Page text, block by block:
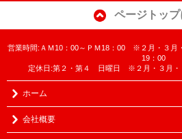
ページトップ
営業時間:ＡＭ10：00～ＰＭ18：00 ※２月・３月
19：00
定休日:第２・第４ 日曜日 ※２月・３月・
ホーム
会社概要